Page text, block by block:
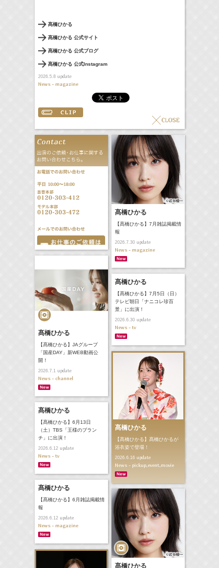
髙橋ひかる
髙橋ひかる 公式サイト
髙橋ひかる 公式ブログ
髙橋ひかる 公式Instagram
2026.5.8update
News - magazine
髙橋ひかる
【髙橋ひかる】7月雑誌掲載情
報
2026.7.30update
News - magazine
髙橋ひかる
【髙橋ひかる】JAグループ
「国産DAY」新WEB動画公
開！
2026.7.1update
News - channel
髙橋ひかる
【髙橋ひかる】7月5日（日）
テレビ朝日「ナニコレ珍百
景」に出演！
2026.6.30update
News - tv
髙橋ひかる
【髙橋ひかる】髙橋ひかるが
浴衣姿で登場！
2026.6.16update
News - pickup,event,movie
髙橋ひかる
【髙橋ひかる】6月13日
（土）TBS「王様のブラン
チ」に出演！
2026.6.12update
News - tv
髙橋ひかる
【髙橋ひかる】6月雑誌掲載情
報
2026.6.12update
News - magazine
髙橋ひかる